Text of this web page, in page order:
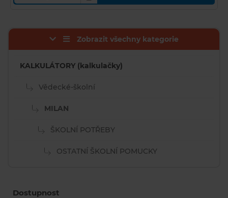
Zobrazit všechny kategorie
KALKULÁTORY (kalkulačky)
Vědecké-školní
MILAN
ŠKOLNÍ POTŘEBY
OSTATNÍ ŠKOLNÍ POMUCKY
Dostupnost